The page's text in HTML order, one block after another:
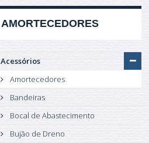
AMORTECEDORES
Acessórios
Amortecedores
Bandeiras
Bocal de Abastecimento
Bujão de Dreno